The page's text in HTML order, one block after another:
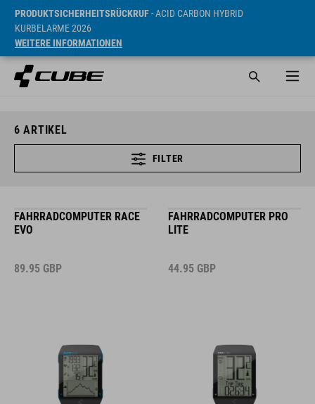
PRODUKTSICHERHEITSRÜCKRUF- ACID CARBON HYBRID
KURBELARME 2026
WEITERE INFORMATIONEN
6 ARTIKEL
FILTER
FAHRRADCOMPUTER RACE
EVO
89.95 GBP
FAHRRADCOMPUTER PRO
LITE
44.95 GBP